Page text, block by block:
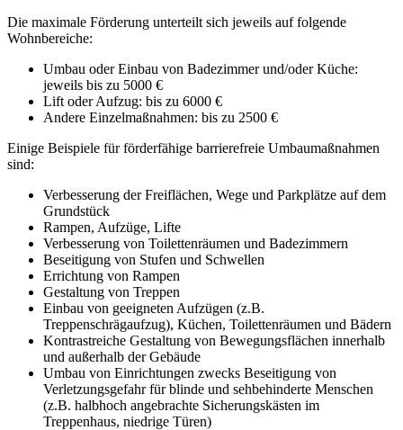
Die maximale Förderung unterteilt sich jeweils auf folgende
Wohnbereiche:
Umbau oder Einbau von Badezimmer und/oder Küche:
jeweils bis zu 5000 €
Lift oder Aufzug: bis zu 6000 €
Andere Einzelmaßnahmen: bis zu 2500 €
Einige Beispiele für förderfähige barrierefreie Umbaumaßnahmen
sind:
Verbesserung der Freiflächen, Wege und Parkplätze auf dem
Grundstück
Rampen, Aufzüge, Lifte
Verbesserung von Toilettenräumen und Badezimmern
Beseitigung von Stufen und Schwellen
Errichtung von Rampen
Gestaltung von Treppen
Einbau von geeigneten Aufzügen (z.B.
Treppenschrägaufzug), Küchen, Toilettenräumen und Bädern
Kontrastreiche Gestaltung von Bewegungsflächen innerhalb
und außerhalb der Gebäude
Umbau von Einrichtungen zwecks Beseitigung von
Verletzungsgefahr für blinde und sehbehinderte Menschen
(z.B. halbhoch angebrachte Sicherungskästen im
Treppenhaus, niedrige Türen)